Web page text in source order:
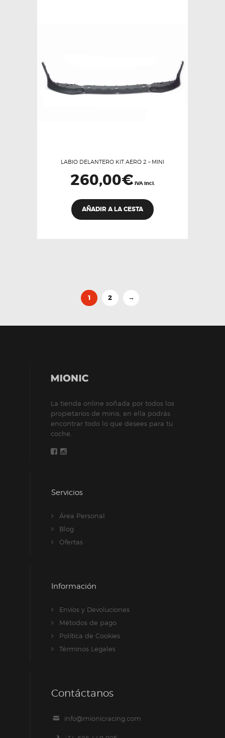
página
LABIO DELANTERO KIT AERO 2 – MINI
260,00€ IVA incl.
AÑADIR A LA CESTA
1 2 →
La tienda online soñada por todos los
propietarios de minis, en ella podrás
encontrar todo lo que desees para tu
coche.
Servicios
Área Personal
Blog
Ofertas
Información
Envíos y Devoluciones
Métodos de pago
Política de Cookies
Términos Legales
Contáctanos
info@mionicracing.com